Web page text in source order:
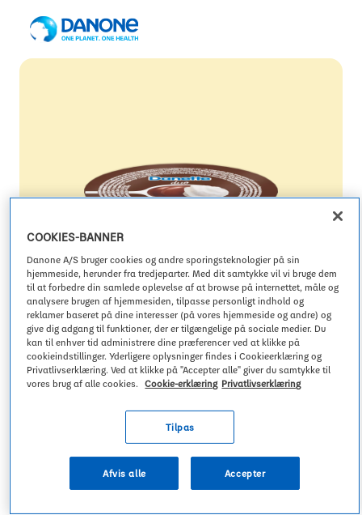
English Swedish
Norwegian Estonian
Lithuania Latvia
Vil du skifte hjemmeside?
Skift region
Main menu
Om os
Danones strategi
Danone i marken
Danone i Danmark
Main menu
Essentielle mejeri- og plantebaserede produkter
Actimel
Activia
Alpro
Danette
Danio
Danonino
Naturlight mineralvand
Main menu
Vores tilgang
Natur
Mennesker og samfund
Main menu
Forstå Danone
Publikationer og begivenheder
Aktionærer
Gæld og ratings
Mærker
Bæredygtighed
Innovation
Nyheder
Danette chokoladebudding
Dejlig chokoladebudding med fløde.
COOKIES-BANNER
Danone A/S bruger cookies og andre sporingsteknologier på sin
hjemmeside, herunder fra tredjeparter. Med dit samtykke vil vi bruge dem
til at forbedre din samlede oplevelse af at browse på internettet, måle og
analysere brugen af hjemmesiden, tilpasse personligt indhold og
reklamer baseret på dine interesser (på vores hjemmeside og andre) og
give dig adgang til funktioner, der er tilgængelige på sociale medier. Du
kan til enhver tid administrere dine præferencer ved at klikke på
cookieindstillinger. Yderligere oplysninger findes i Cookieerklæring og
Privatlivserklæring. Ved at klikke på "Accepter alle" giver du samtykke til
vores brug af alle cookies.
Cookie-erklæring Privatlivserklæring
Tilpas
Afvis alle Accepter